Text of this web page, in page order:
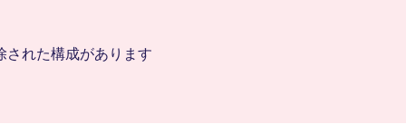
された構成があります